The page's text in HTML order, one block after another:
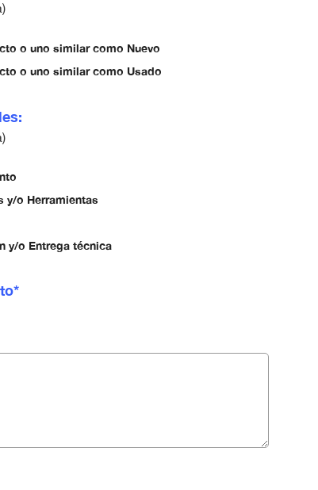
o uno similar como Nuevo
o uno similar como Usado
y/o Herramientas
y/o Entrega técnica